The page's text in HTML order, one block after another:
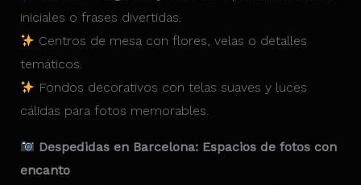
iniciales o frases divertidas.
Centros de mesa con flores, velas o detalles
temáticos.
Fondos decorativos con telas suaves y luces
cálidas para fotos memorables.
Despedidas en Barcelona: Espacios de fotos con
encanto